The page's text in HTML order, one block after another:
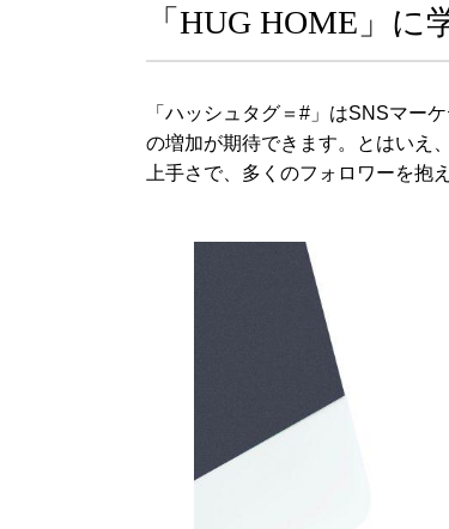
「HUG HOME」
「ハッシュタグ＝#」はSNSマー
の増加が期待できます。とはいえ
上手さで、多くのフォロワーを抱